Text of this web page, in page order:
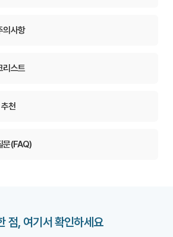
의사항
리스트
천
문(FAQ)
점, 여기서 확인하세요